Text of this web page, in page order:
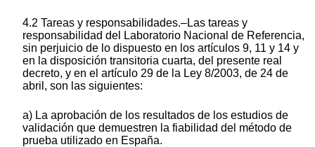
4.2 Tareas y responsabilidades.–Las tareas y
responsabilidad del Laboratorio Nacional de Referencia,
sin perjuicio de lo dispuesto en los artículos 9, 11 y 14 y
en la disposición transitoria cuarta, del presente real
decreto, y en el artículo 29 de la Ley 8/2003, de 24 de
abril, son las siguientes:
a) La aprobación de los resultados de los estudios de
validación que demuestren la fiabilidad del método de
prueba utilizado en España.